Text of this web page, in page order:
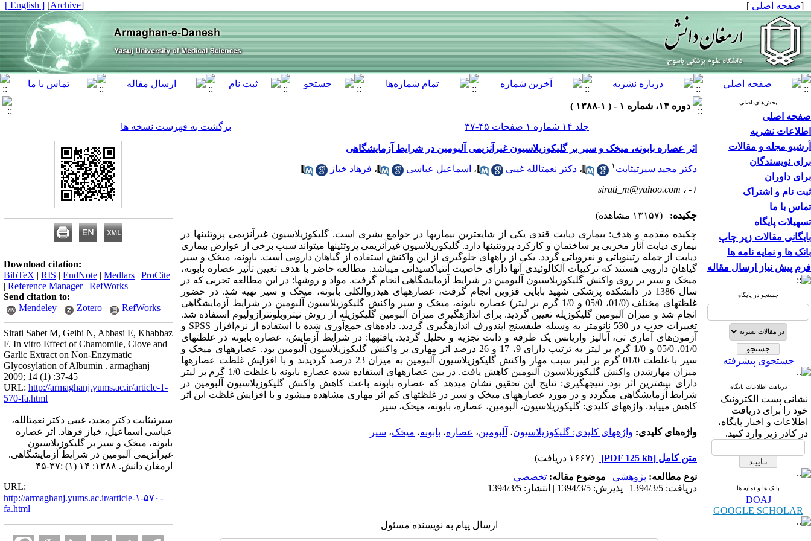
[صفحه اصلی ]
[
Archive
]
[ English ]
بخش‌های اصلی
صفحه اصلی
اطلاعات نشریه
آرشیو مجله و مقالات
برای نویسندگان
برای داوران
ثبت نام و اشتراک
تماس با ما
تسهیلات پایگاه
بایگانی مقالات زیر چاپ
بانک ها و نمایه نامه ها
فرم پیش نیاز ارسال مقاله
جستجو در پایگاه
جستجوی پیشرفته
دریافت اطلاعات پایگاه
نشانی پست الکترونیک
خود را برای دریافت
اطلاعات و اخبار پایگاه،
در کادر زیر وارد کنید.
بانک ها و نمایه ها
DOAJ
GOOGLE SCHOLAR
دوره ۱۴، شماره ۱ - ( ۱-۱۳۸۸ )
جلد ۱۴ شماره ۱ صفحات ۴۵-۳۷
برگشت به فهرست نسخه ها
اثر عصاره بابونه، میخک و سیر بر گلیکوزیلاسیون غیرآنزیمی آلبومین در شرایط آزمایشگاهی
دکتر مجید سیرتی‏ثابت ۱ ، دکتر نعمت‏الله غیبی ، اسماعیل عباسی ، فرهاد خباز
۱- ،
sirati_m@yahoo.com
چکیده:
(۱۳۱۵۷ مشاهده)
چکیده مقدمه و هدف: بیماری دیابت قندی یکی از شایع‏ترین بیماری‏ها در جوامع بشری است. گلیکوزیلاسیون غیرآنزیمی پروتئین‏ها در
بیماری دیابت آثار مخربی بر ساختمان و کارکرد پروتئین‏ها دارد. گلیکوزیلاسیون غیرآنزیمی پروتئین‏ها می‏تواند سبب برخی از عوارض بیماری
دیابت از جمله رتینوپاتی و نفروپاتی گردد. یکی از راه‏های جلوگیری از این واکنش استفاده از گیاهان دارویی است. بابونه، میخک و سیر
گیاهان دارویی هستند که ترکیبات آلکالوئیدی آن‏ها دارای خاصیت آنتی‏اکسیدانی می‏باشد. مطالعه حاضر با هدف تعیین تأثیر عصاره بابونه،
میخک و سیر بر روی واکنش گلیکوزیلاسیون آلبومین در شرایط آزمایشگاهی انجام گرفت. مواد و روش‏‏ها: در این مطالعه تجربی که در
سال 1386 در دانشکده پزشکی شهید بابایی قزوین انجام گرفت، عصاره‏های هیدروالکلی بابونه، میخک و سیر تهیه شد. در حضور
غلظت‏های مختلف (01/0، 05/0 و 1/0 گرم بر لیتر) عصاره بابونه، میخک و سیر واکنش گلیکوزیلاسیون آلبومین در شرایط آزمایشگاهی
انجام شد و میزان آلبومین گلیکوزیله تعیین گردید. برای اندازه‏گیری میزان آلبومین گلیکوزیله از روش نیتروبلوتترازولیوم استفاده شد.
تغییرات جذب در 530 نانومتر به وسیله طیف‏سنج اپندورف اندازه‏گیری گردید. داده‌های جمع‌آوری شده با استفاده از نرم‌افزار SPSS و
آزمون‌های آماری تی، آنالیز واریانس یک طرفه و دانت تجزیه و تحلیل گردید. یافته‏ها: در شرایط آزمایش، عصاره بابونه در غلظت‏های
01/0، 05/0 و 1/0 گرم بر لیتر به ترتیب دارای 9، 17 و 26 درصد اثر مهاری بر واکنش گلیکوزیلاسیون آلبومین بود. عصاره‏های میخک و
سیر با غلظت 01/0 گرم بر لیتر سبب مهار واکنش گلیکوزیلاسیون آلبومین به میزان 23 درصد گردیدند و با افزایش غلظت عصاره‏ها
میزان مهارشدن واکنش گلیکوزیلاسیون آلبومین کاهش یافت. در بین عصاره‏های استفاده شده عصاره بابونه با غلظت 1/0 گرم بر لیتر
دارای بیشترین اثر بود. نتیجه‏گیری: نتایج این تحقیق نشان می‏دهد که عصاره بابونه باعث کاهش واکنش گلیکوزیلاسیون آلبومین در
شرایط آزمایشگاهی می‏گردد و در مورد عصاره‏های میخک و سیر در غلظت‏های کم اثر مهاری مشاهده می‏شود و با افزایش غلظت این اثر
کاهش می‏یابد. ‏واژه‏‏های کلیدی: گلیکوزیلاسیون، آلبومین، عصاره، بابونه، میخک، سیر
واژه‌های کلیدی: ‏واژه‏‏های کلیدی: گلیکوزیلاسیون، آلبومین، عصاره، بابونه، میخک، سیر
متن کامل [PDF 125 kb]
(۱۶۶۷ دریافت)
نوع مطالعه: پژوهشي | موضوع مقاله: تخصصي
دریافت: 1394/3/5 | پذیرش: 1394/3/5 | انتشار: 1394/3/5
ارسال پیام به نویسنده مسئول
Download citation:
BibTeX | RIS | EndNote | Medlars | ProCite
| Reference Manager| RefWorks
Send citation to:
Mendeley
Zotero RefWorks
Sirati Sabet M, Geibi N, Abbasi E, Khabbaz
F. In vitro Effect of Chamomile, Clove and
Garlic Extract on Non-Enzymatic
Glycosylation of Albumin . armaghanj
2009; 14 (1) :37-45
URL: http://armaghanj.yums.ac.ir/article-1-
570-fa.html
سیرتی‏ثابت دکتر مجید، غیبی دکتر نعمت‏الله،
عباسی اسماعیل، خباز فرهاد. اثر عصاره
بابونه، میخک و سیر بر گلیکوزیلاسیون
غیرآنزیمی آلبومین در شرایط آزمایشگاهی.
ارمغان دانش. ۱۳۸۸; ۱۴ (۱) :۳۷-۴۵
URL:
http://armaghanj.yums.ac.ir/article-۱-۵۷۰-
fa.html